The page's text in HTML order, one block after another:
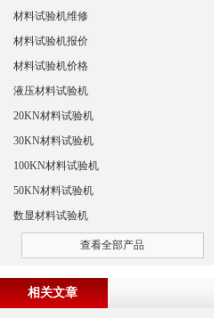
材料试验机维修
材料试验机报价
材料试验机价格
液压材料试验机
20KN材料试验机
30KN材料试验机
100KN材料试验机
50KN材料试验机
数显材料试验机
查看全部产品
相关文章